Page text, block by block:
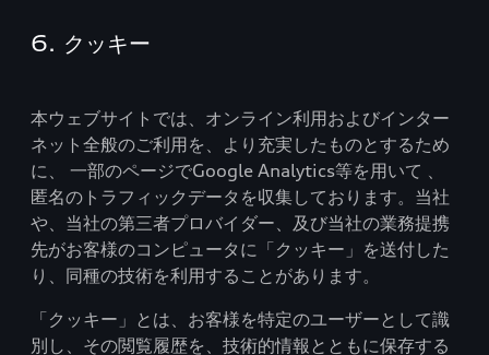
6. クッキー
本ウェブサイトでは、オンライン利用およびインター
ネット全般のご利用を、より充実したものとするため
に、 一部のページでGoogle Analytics等を用いて 、
匿名のトラフィックデータを収集しております。当社
や、当社の第三者プロバイダー、及び当社の業務提携
先がお客様のコンピュータに「クッキー」を送付した
り、同種の技術を利用することがあります。
「クッキー」とは、お客様を特定のユーザーとして識
別し、その閲覧履歴を、技術的情報とともに保存する